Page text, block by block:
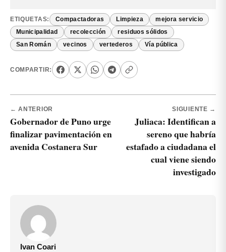
ETIQUETAS: Compactadoras Limpieza mejora servicio
Municipalidad recolección residuos sólidos
San Román vecinos vertederos Vía pública
COMPARTIR:
← ANTERIOR
Gobernador de Puno urge
finalizar pavimentación en
avenida Costanera Sur
SIGUIENTE →
Juliaca: Identifican a
sereno que habría
estafado a ciudadana el
cual viene siendo
investigado
Ivan Coari